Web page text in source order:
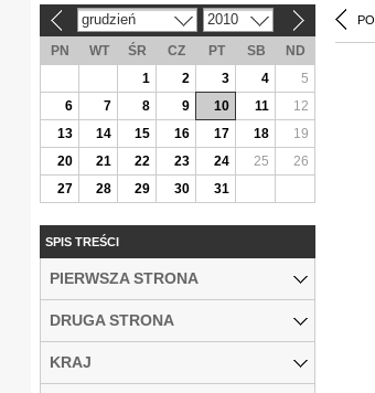
grudzień 2010
PN WT ŚR CZ PT SB
ND
1
2 3 4
5
6
7 8 9 10 11
12
13
14 15 16 17 18
19
20
21 22 23 24 25
26
27
28 29 30 31
SPIS TREŚCI
PIERWSZA STRONA
DRUGA STRONA
KRAJ